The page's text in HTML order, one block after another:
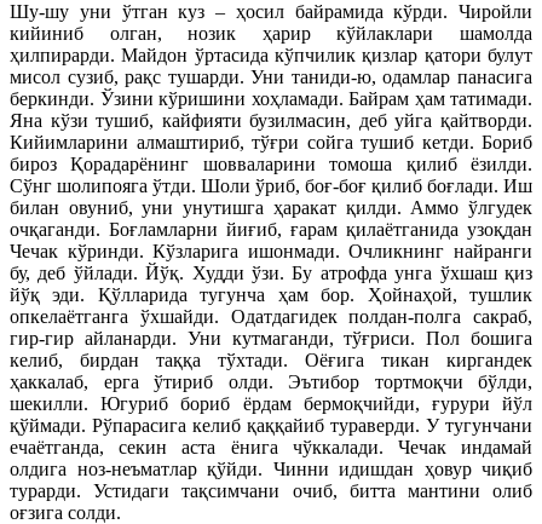
Шу-шу уни ўтган куз – ҳосил байрамида кўрди. Чиройли
кийиниб олган, нозик ҳарир кўйлаклари шамолда
ҳилпирарди. Майдон ўртасида кўпчилик қизлар қатори булут
мисол сузиб, рақс тушарди. Уни таниди-ю, одамлар панасига
беркинди. Ўзини кўришини хоҳламади. Байрам ҳам татимади.
Яна кўзи тушиб, кайфияти бузилмасин, деб уйга қайтворди.
Кийимларини алмаштириб, тўғри сойга тушиб кетди. Бориб
бироз Қорадарёнинг шовваларини томоша қилиб ёзилди.
Сўнг шолипояга ўтди. Шоли ўриб, боғ-боғ қилиб боғлади. Иш
билан овуниб, уни унутишга ҳаракат қилди. Аммо ўлгудек
очқаганди. Боғламларни йиғиб, ғарам қилаётганида узоқдан
Чечак кўринди. Кўзларига ишонмади. Очликнинг найранги
бу, деб ўйлади. Йўқ. Худди ўзи. Бу атрофда унга ўхшаш қиз
йўқ эди. Қўлларида тугунча ҳам бор. Ҳойнаҳой, тушлик
опкелаётганга ўхшайди. Одатдагидек полдан-полга сакраб,
гир-гир айланарди. Уни кутмаганди, тўғриси. Пол бошига
келиб, бирдан таққа тўхтади. Оёғига тикан киргандек
ҳаккалаб, ерга ўтириб олди. Эътибор тортмоқчи бўлди,
шекилли. Югуриб бориб ёрдам бермоқчийди, ғурури йўл
қўймади. Рўпарасига келиб қаққайиб тураверди. У тугунчани
ечаётганда, секин аста ёнига чўккалади. Чечак индамай
олдига ноз-неъматлар қўйди. Чинни идишдан ҳовур чиқиб
турарди. Устидаги тақсимчани очиб, битта мантини олиб
оғзига солди.